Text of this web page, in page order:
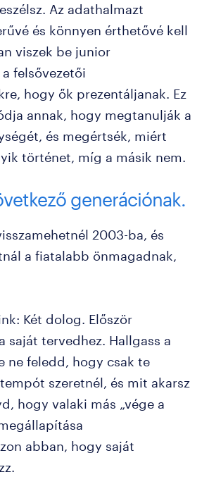
Az adathalmazt
és könnyen érthetővé kell
viszek be junior
felsővezetői
hogy ők prezentáljanak. Ez
annak, hogy megtanulják a
és megértsék, miért
történet, míg a másik nem.
generációnak.
2003-ba, és
a fiatalabb önmagadnak,
Két dolog. Először
saját tervedhez. Hallgass a
ne feledd, hogy csak te
szeretnél, és mit akarsz
hogy valaki más „vége a
abban, hogy saját